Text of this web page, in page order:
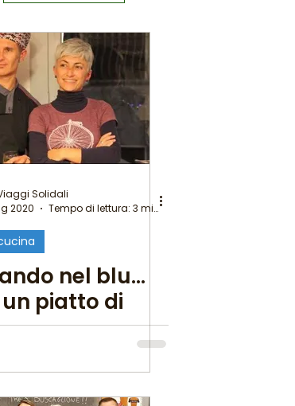
Solidali
2020
Tempo di lettura: 3 min
nel blu…
piatto di
profumo di